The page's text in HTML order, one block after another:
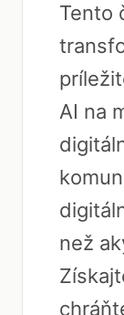
Tento
AI na
než